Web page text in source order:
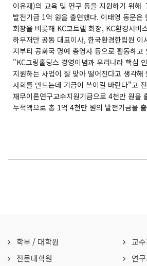
이유재)의 교육 및 연구 등을 지원하기 위해
발전기금 1억 원을 출연했다. 이태영 동문은
회장을 비롯해 KC코트렐 회장, KC환경서비
하우저만 공동 대표이사, 한국환경한림원
지부티 공화국 명예 총영사 등으로 활동하고
"KC그링홀딩스 경영이념과 우리나라 핵심
지원하는 사업이 잘 맞아 떨어진다고 생각
사회를 만드는데 기금이 쓰이길 바란다"고
재무이론연구교수지원기금으로 4천만 원을
누적액으로 총 1억 4천만 원의 발전기금을
학부 / 대학원
전문대학원
교
연